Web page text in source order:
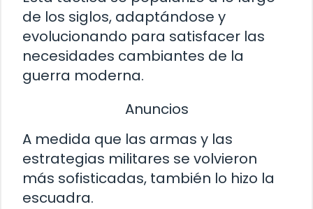
de los siglos, adaptándose y
evolucionando para satisfacer las
necesidades cambiantes de la
guerra moderna.
Anuncios
A medida que las armas y las
estrategias militares se volvieron
más sofisticadas, también lo hizo la
escuadra.